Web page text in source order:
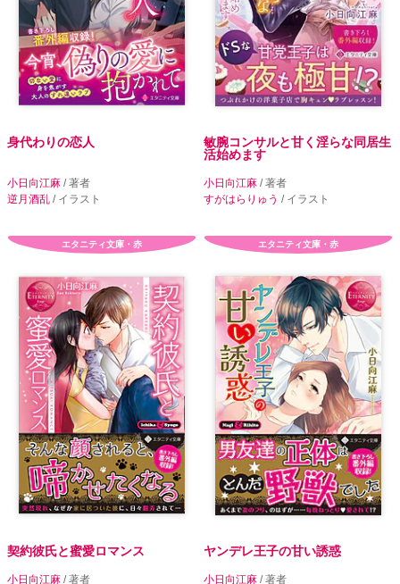
身代わりの恋人
小日向江麻 / 著者
逆月酒乱 / イラスト
敏腕コンサルと甘く淫らな同居生
活始めます
小日向江麻 / 著者
すがはらりゅう / イラスト
エタニティ文庫・赤
契約彼氏と蜜愛ロマンス
小日向江麻 / 著者
エタニティ文庫・赤
ヤンデレ王子の甘い誘惑
小日向江麻 / 著者